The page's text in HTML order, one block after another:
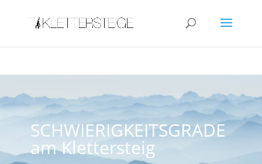
SCHWIERIGKEITSGRADE
am Klettersteig